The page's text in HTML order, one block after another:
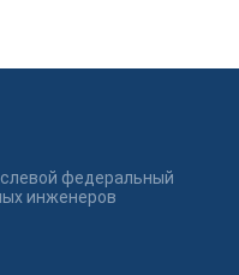
федеральный
инженеров